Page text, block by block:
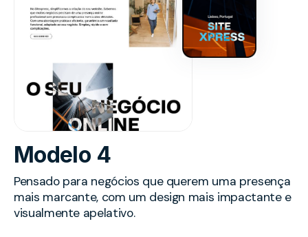
Modelo 4
Pensado para negócios que querem uma presença
mais marcante, com um design mais impactante e
visualmente apelativo.